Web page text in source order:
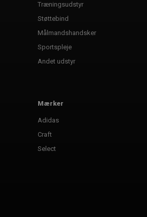
Træningsudstyr
Støttebind
Målmandshandsker
Sportspleje
Andet udstyr
Mærker
Adidas
Craft
Select